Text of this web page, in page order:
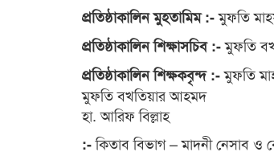
প্রতিষ্ঠাকালিন মুহতামিম :-মুফতি
প্রতিষ্ঠাকালিন শিক্ষাসচিব :-মুফতি
প্রতিষ্ঠাকালিন শিক্ষকবৃন্দ :-মুফতি
মুফতি বখতিয়ার আহমদ
হা. আরিফ বিল্লাহ
:-কিতাব বিভাগ – মাদনী নেসাব ও